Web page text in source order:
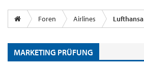
Foren Airlines Lufthansa
MARKETING PRÜFUNG